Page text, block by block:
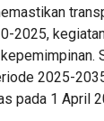
2025,
2025-
pada 1 April